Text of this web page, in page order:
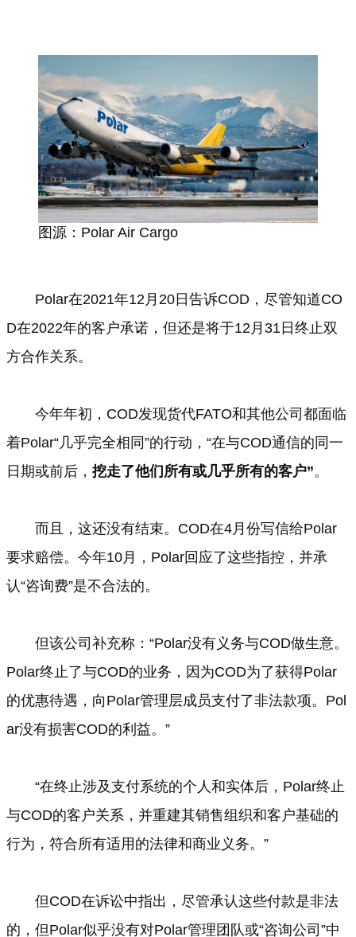
图源：Polar Air Cargo
Polar在2021年12月20日告诉COD，尽管知道CO
D在2022年的客户承诺，但还是将于12月31日终止双
方合作关系。
今年年初，COD发现货代FATO和其他公司都面临
着Polar“几乎完全相同”的行动，“在与COD通信的同一
日期或前后， 挖走了他们所有或几乎所有的客户”。
而且，这还没有结束。COD在4月份写信给Polar
要求赔偿。今年10月，Polar回应了这些指控，并承
认“咨询费”是不合法的。
但该公司补充称：“Polar没有义务与COD做生意。
Polar终止了与COD的业务，因为COD为了获得Polar
的优惠待遇，向Polar管理层成员支付了非法款项。Pol
ar没有损害COD的利益。”
“在终止涉及支付系统的个人和实体后，Polar终止
与COD的客户关系，并重建其销售组织和客户基础的
行为，符合所有适用的法律和商业义务。”
但COD在诉讼中指出，尽管承认这些付款是非法
的，但Polar似乎没有对Polar管理团队或“咨询公司”中